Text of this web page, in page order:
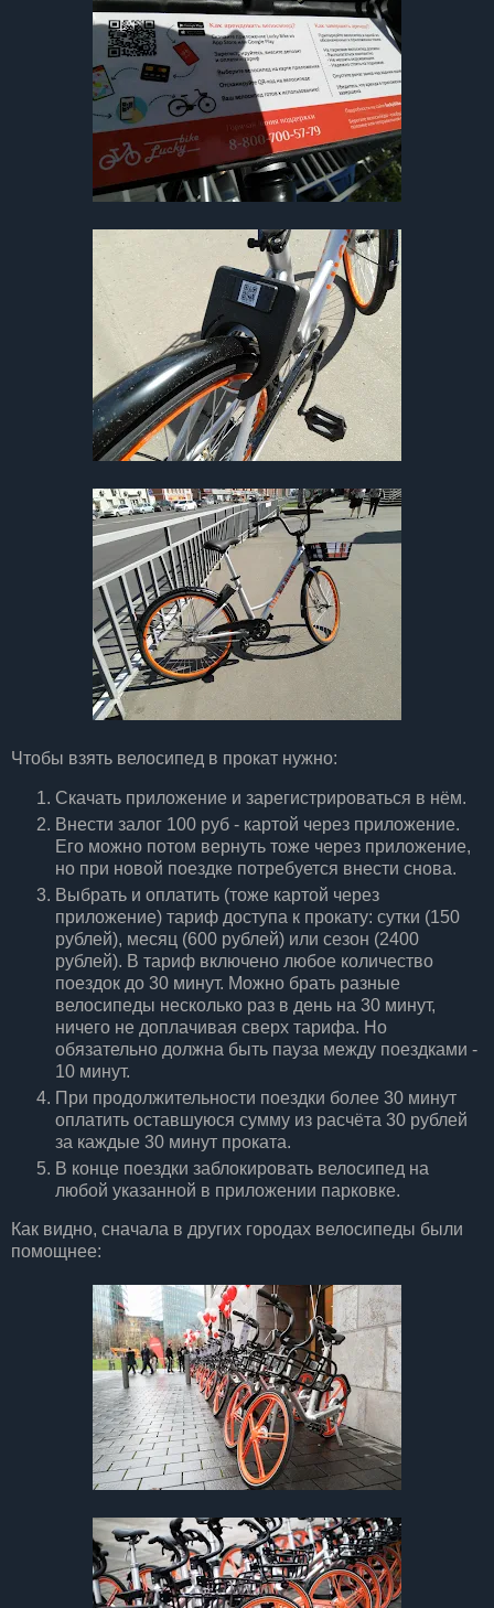
Чтобы взять велосипед в прокат нужно:
Скачать приложение и зарегистрироваться в нём.
Внести залог 100 руб - картой через приложение.
Его можно потом вернуть тоже через приложение,
но при новой поездке потребуется внести снова.
Выбрать и оплатить (тоже картой через
приложение) тариф доступа к прокату: сутки (150
рублей), месяц (600 рублей) или сезон (2400
рублей). В тариф включено любое количество
поездок до 30 минут. Можно брать разные
велосипеды несколько раз в день на 30 минут,
ничего не доплачивая сверх тарифа. Но
обязательно должна быть пауза между поездками -
10 минут.
При продолжительности поездки более 30 минут
оплатить оставшуюся сумму из расчёта 30 рублей
за каждые 30 минут проката.
В конце поездки заблокировать велосипед на
любой указанной в приложении парковке.
Как видно, сначала в других городах велосипеды были
помощнее: